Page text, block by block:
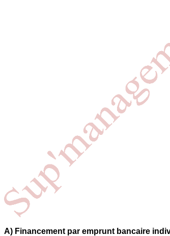
A) Financement par emprunt bancaire